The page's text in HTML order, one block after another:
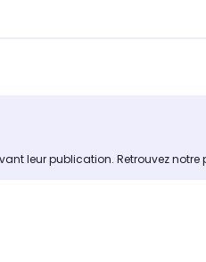
leur publication. Retrouvez notre